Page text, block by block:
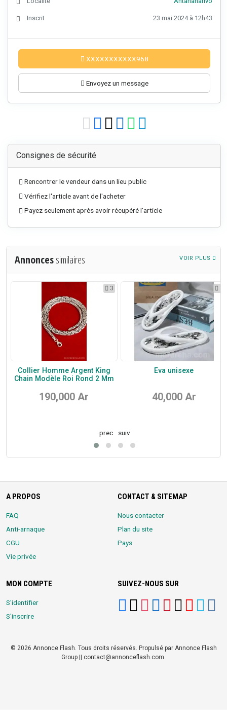
Inscrit 23 mai 2024 à 12h43
XXXXXXXXXXX968
Envoyez un message
Consignes de sécurité
Rencontrer le vendeur dans un lieu public
Vérifiez l'article avant de l'acheter
Payez seulement après avoir récupéré l'article
Annoncessimilaires VOIR PLUS
3
Collier Homme Argent King
Chain Modèle Roi Rond 2 Mm
190,000 Ar
Eva unisexe
40,000 Ar
prec suiv
A PROPOS
FAQ
Anti-arnaque
CGU
Vie privée
CONTACT & SITEMAP
Nous contacter
Plan du site
Pays
MON COMPTE
S'identifier
S'inscrire
SUIVEZ-NOUS SUR
© 2026 Annonce Flash. Tous droits réservés. Propulsé par Annonce Flash
Group || contact@annonceflash.com.